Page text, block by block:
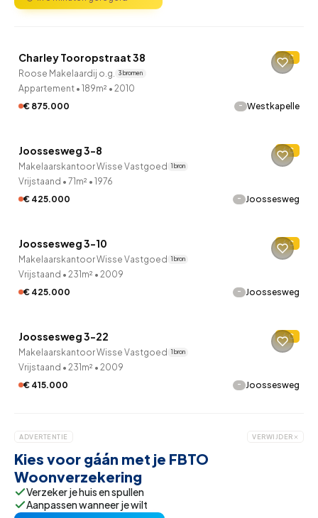
Charley Tooropstraat 38 C
Roose Makelaardij o.g. 3 bronnen
Appartement • 189m² • 2010
€ 875.000
- Westkapelle
Joossesweg 3-8 C
Makelaarskantoor Wisse Vastgoed 1 bron
Vrijstaand • 71m² • 1976
€ 425.000
- Joossesweg
Joossesweg 3-10 C
Makelaarskantoor Wisse Vastgoed 1 bron
Vrijstaand • 231m² • 2009
€ 425.000
- Joossesweg
Joossesweg 3-22 C
Makelaarskantoor Wisse Vastgoed 1 bron
Vrijstaand • 231m² • 2009
€ 415.000
- Joossesweg
ADVERTENTIE VERWIJDER
Kies voor gáán met je FBTO
Woonverzekering
Verzeker je huis en spullen
Aanpassen wanneer je wilt